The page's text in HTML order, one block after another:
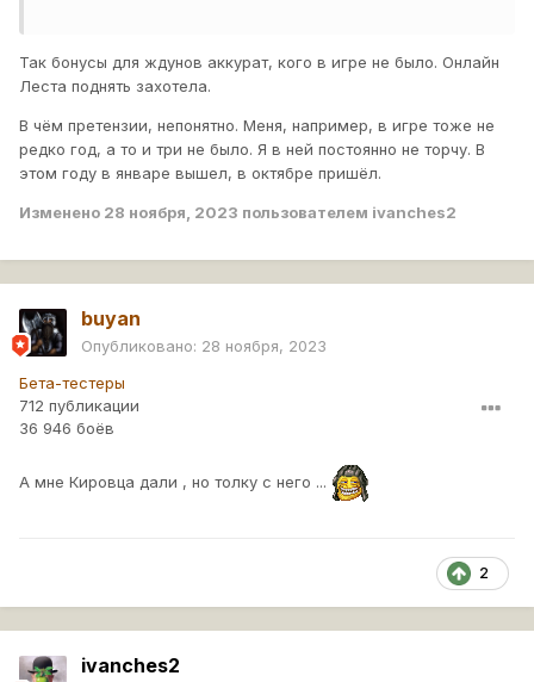
Так бонусы для ждунов аккурат, кого в игре не было. Онлайн
Леста поднять захотела.
В чём претензии, непонятно. Меня, например, в игре тоже не
редко год, а то и три не было. Я в ней постоянно не торчу. В
этом году в январе вышел, в октябре пришёл.
Изменено 28 ноября, 2023 пользователем ivanches2
buyan
Опубликовано: 28 ноября, 2023
Бета-тестеры
712 публикации
36 946 боёв
А мне Кировца дали , но толку с него ...
2
ivanches2